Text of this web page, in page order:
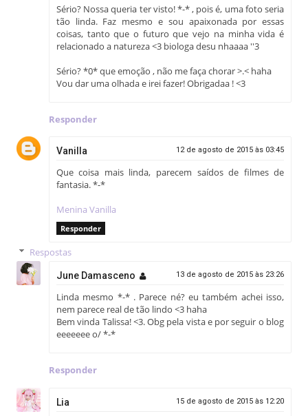
Sério? Nossa queria ter visto! *-* , pois é, uma foto seria
tão linda. Faz mesmo e sou apaixonada por essas
coisas, tanto que o futuro que vejo na minha vida é
relacionado a natureza <3 biologa desu nhaaaa ''3
Sério? *0* que emoção , não me faça chorar >.< haha
Vou dar uma olhada e irei fazer! Obrigadaa ! <3
Responder
Vanilla 12 de agosto de 2015 às 03:45
Que coisa mais linda, parecem saídos de filmes de
fantasia. *-*
Menina Vanilla
Responder
Respostas
June Damasceno 13 de agosto de 2015 às 23:26
Linda mesmo *-* . Parece né? eu também achei isso,
nem parece real de tão lindo <3 haha
Bem vinda Talissa! <3. Obg pela vista e por seguir o blog
eeeeeee o/ *-*
Responder
Lia 15 de agosto de 2015 às 12:20